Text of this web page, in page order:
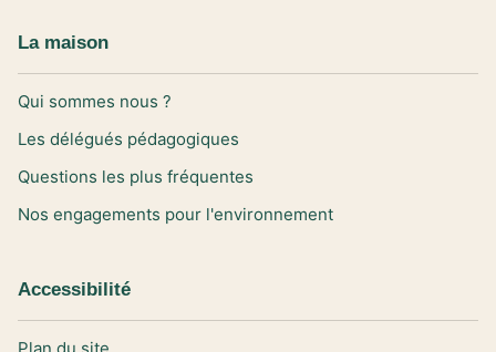
La maison
Qui sommes nous ?
Les délégués pédagogiques
Questions les plus fréquentes
Nos engagements pour l'environnement
Accessibilité